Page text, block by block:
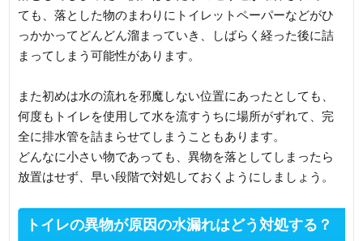
ても、落とした物のまわりにトイレットペーパーなどがひ
っかかってどんどん溜まっていき、しばらく経った後に詰
まってしまう可能性があります。
また初めは水の流れを邪魔しない位置にあったとしても、
何度もトイレを使用して水を流すうちに場所がずれて、完
全に排水管を詰まらせてしまうこともあります。
どんなに小さい物であっても、異物を落としてしまったら
放置はせず、早い段階で対処しておくようにしましょう。
トイレの異物が原因の水漏れはどう対処する？